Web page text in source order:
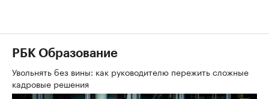
РБК Образование
Увольнять без вины: как руководителю пережить сложные
кадровые решения